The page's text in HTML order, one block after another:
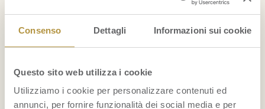
Consenso Dettagli Informazioni sui cookie
Questo sito web utilizza i cookie
Utilizziamo i cookie per personalizzare contenuti ed
annunci, per fornire funzionalità dei social media e per